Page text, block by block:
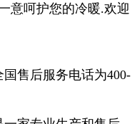
意呵护您的冷暖.欢迎
国售后服务电话为400-